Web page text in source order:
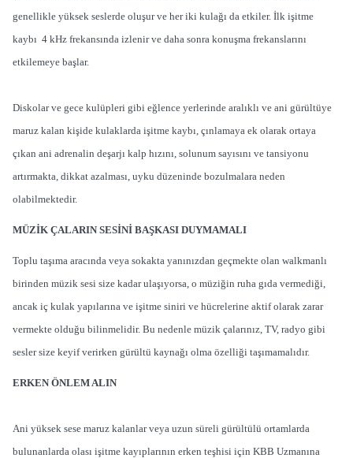
genellikle yüksek seslerde oluşur ve her iki kulağı da etkiler. İlk işitme
kaybı 4 kHz frekansında izlenir ve daha sonra konuşma frekanslarını
etkilemeye başlar.
Diskolar ve gece kulüpleri gibi eğlence yerlerinde aralıklı ve ani gürültüye
maruz kalan kişide kulaklarda işitme kaybı, çınlamaya ek olarak ortaya
çıkan ani adrenalin deşarjı kalp hızını, solunum sayısını ve tansiyonu
artırmakta, dikkat azalması, uyku düzeninde bozulmalara neden
olabilmektedir.
MÜZİK ÇALARIN SESİNİ BAŞKASI DUYMAMALI
Toplu taşıma aracında veya sokakta yanınızdan geçmekte olan walkmanlı
birinden müzik sesi size kadar ulaşıyorsa, o müziğin ruha gıda vermediği,
ancak iç kulak yapılarına ve işitme siniri ve hücrelerine aktif olarak zarar
vermekte olduğu bilinmelidir. Bu nedenle müzik çalarınız, TV, radyo gibi
sesler size keyif verirken gürültü kaynağı olma özelliği taşımamalıdır.
ERKEN ÖNLEM ALIN
Ani yüksek sese maruz kalanlar veya uzun süreli gürültülü ortamlarda
bulunanlarda olası işitme kayıplarının erken teşhisi için KBB Uzmanına